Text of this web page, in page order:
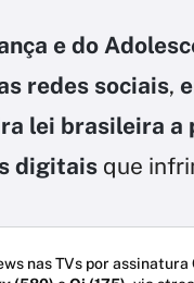
e do
redes sociais,
lei brasileira a
digitais que
nas TVs por assinatura